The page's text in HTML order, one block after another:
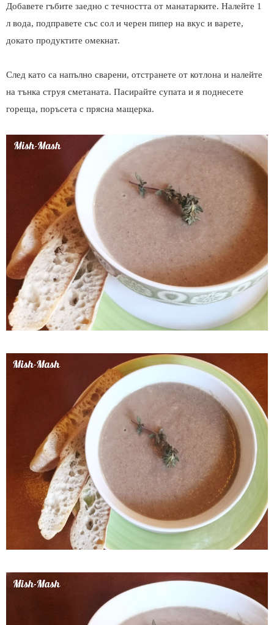
Добавете гъбите заедно с течността от манатарките. Налейте 1
л вода, подправете със сол и черен пипер на вкус и варете,
докато продуктите омекнат.
След като са напълно сварени, отстранете от котлона и налейте
на тънка струя сметаната. Пасирайте супата и я поднесете
гореща, поръсета с прясна мащерка.